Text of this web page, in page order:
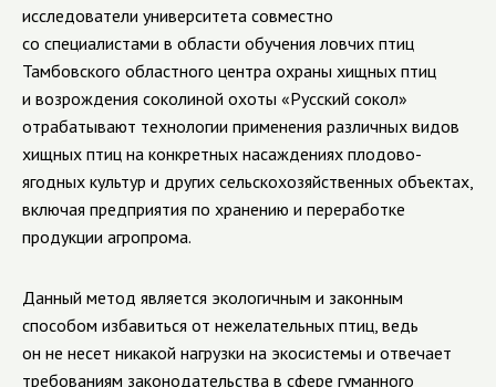
исследователи университета совместно
со специалистами в области обучения ловчих птиц
Тамбовского областного центра охраны хищных птиц
и возрождения соколиной охоты «Русский сокол»
отрабатывают технологии применения различных видов
хищных птиц на конкретных насаждениях плодово-
ягодных культур и других сельскохозяйственных объектах,
включая предприятия по хранению и переработке
продукции агропрома.
Данный метод является экологичным и законным
способом избавиться от нежелательных птиц, ведь
он не несет никакой нагрузки на экосистемы и отвечает
требованиям законодательства в сфере гуманного